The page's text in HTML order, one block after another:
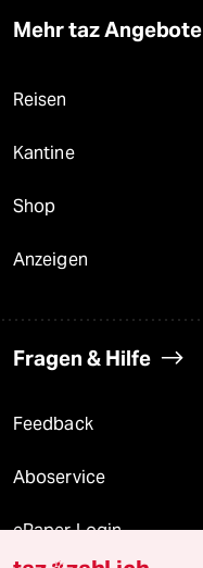
Mehr taz Angebote
Reisen
Kantine
Shop
Anzeigen
Fragen & Hilfe
Feedback
Aboservice
ePaper Login